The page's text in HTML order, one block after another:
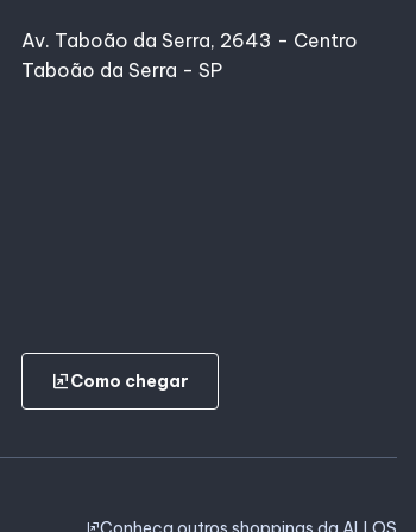
Av. Taboão da Serra, 2643 - Centro
Taboão da Serra - SP
ungroupComo chegar
ungroup